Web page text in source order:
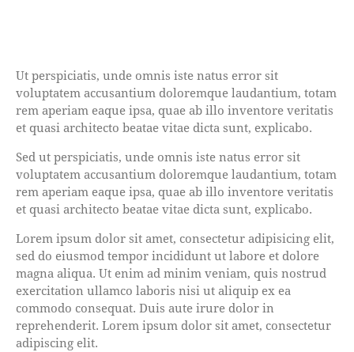
Ut perspiciatis, unde omnis iste natus error sit
voluptatem accusantium doloremque laudantium, totam
rem aperiam eaque ipsa, quae ab illo inventore veritatis
et quasi architecto beatae vitae dicta sunt, explicabo.
Sed ut perspiciatis, unde omnis iste natus error sit
voluptatem accusantium doloremque laudantium, totam
rem aperiam eaque ipsa, quae ab illo inventore veritatis
et quasi architecto beatae vitae dicta sunt, explicabo.
Lorem ipsum dolor sit amet, consectetur adipisicing elit,
sed do eiusmod tempor incididunt ut labore et dolore
magna aliqua. Ut enim ad minim veniam, quis nostrud
exercitation ullamco laboris nisi ut aliquip ex ea
commodo consequat. Duis aute irure dolor in
reprehenderit. Lorem ipsum dolor sit amet, consectetur
adipiscing elit.